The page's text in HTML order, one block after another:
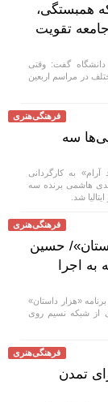
همبستگی،
جامعه تقویت
دانشگاه گفت: وقتی
در مراسم اربعین
فرهنگی‌هنری
سه
آرام» به کارگردانی
هاشمی برنده سه
شد.
فرهنگی‌هنری
حسین
اجرا
«هزار داستان»
از شبکه نسیم روی
فرهنگی‌هنری
تمدن